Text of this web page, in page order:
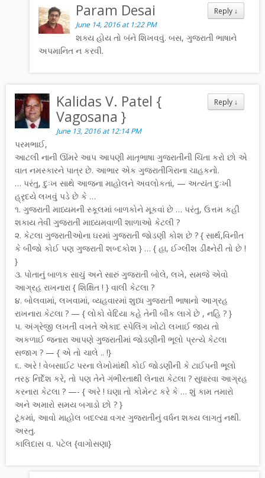
Reply ↓
Param Desai
June 14, 2016 at 1:22 PM
શક્ય હોય તો બંને શિખવવું. બસ, ગુજરાતી ભાષાને
અપમાનિત ન કરવી.
Reply ↓
Kalidas V. Patel {
Vagosana }
June 13, 2016 at 12:14 PM
પરમભાઈ,
આટલી નાની ઊંમરે આપ આપણી માતૃભાષા ગુજરાતીની ચિંતા કરો છો એ
વાત નમસ્કારને પાત્ર છે. આભાર એક ગુજરાતીગિરાના ચાહકનો.
… પરંતુ, દુઃખ સાથે આજના માહોલને અવલોકતાં, — અત્યંત દુઃખી
હ્રૃદયે લખવું પડે છે કે …
૧. ગુજરાતી માધ્યમની સ્કૂલમાં બાળકોને મૂકવાં છે … પરંતુ, ઉત્તમ કહી
શકાય તેવી ગુજરાતી માધ્યમવાળી શાળાઓ કેટલી ?
૨. કેટલા ગુજરાતીઓના ઘરમાં ગુજરાતી જોડણી કોશ છે ? { સાર્થ,વિનીત
કે બીજો કોઈ પણ ગુજરાતી શબ્દકોશ } … { હા, ઈગ્લીંશ ડીક્ષ્નેરી તો છે !
}
૩. પોતાનું બાળક સાચું અને સારું ગુજરાતી બોલે, લખે, સમજે એવો
આગ્રહ રાખનારા { શિક્ષિત ! } વાલી કેટલા ?
૪. બોલવામાં, લખવામાં, વ્યહવારમાં શુધ્ધ ગુજરાતી ભાષાનો આગ્રહ
રાખનારા કેટલા ? — { લોકો વેદિયા કહે તેની બીક લાગે છે , નહિ ? }
૫. અંગ્રેજી લખતી વખતે એકાદ સ્પેલિંગ ખોટો લખાઈ જાય તો
અકળાઈ જનારા આપણે ગુજરાતીમાં જોડણીની ભૂલો પ્રત્યે કેટલા
સજાગ ? — { એ તો ચાલે .. !}
૬. અરે ! વેબસાઈટ પરના લેખોમાંથી કોઈ જોડણીની કે ટાઈપની ભૂલો
તરફ નિર્દેશ કરે, તો પણ તેને ગંભીરતાથી લેનારા કેટલા ? સુધારવા આગ્રહ
કરનારા કેટલા ? —- { અરે ! ઘણા તો કોમેન્ટ કરે કે … શું કામ તમારો
અને અમારો સમય બગાડો છો ? }
ટૂંકમાં, આવો માહોલ બદલ્યા વગર ગુજરાતીનું વર્ધન શક્ય લાગતું નથી.
અસ્તુ.
કાલિદાસ વ. પટેલ {વાગોસણા}